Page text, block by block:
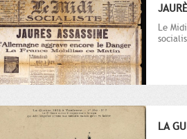
Le
LA